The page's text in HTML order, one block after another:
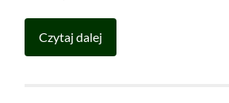
Czytaj dalej